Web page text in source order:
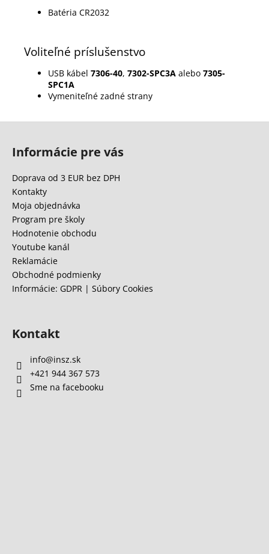
Batéria CR2032
Voliteľné príslušenstvo
USB kábel 7306-40, 7302-SPC3A alebo 7305-
SPC1A
Vymeniteľné zadné strany
Informácie pre vás
Doprava od 3 EUR bez DPH
Kontakty
Moja objednávka
Program pre školy
Hodnotenie obchodu
Youtube kanál
Reklamácie
Obchodné podmienky
Informácie: GDPR | Súbory Cookies
Kontakt
info@insz.sk
+421 944 367 573
Sme na facebooku